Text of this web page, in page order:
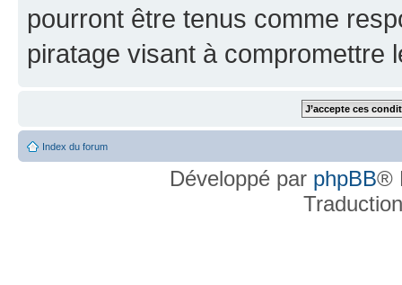
pourront être tenus comme
piratage visant à compromettre
Index du forum
Développé par phpBB®